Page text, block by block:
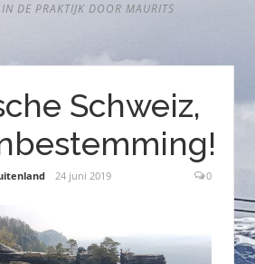
DE PRAKTIJK DOOR MAURITS
Schweiz,
24 juni 2019 0